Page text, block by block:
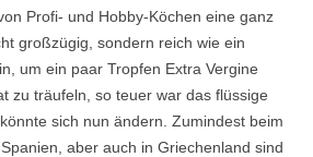
Profi- und Hobby-Köchen eine ganz
großzügig, sondern reich wie ein
um ein paar Tropfen Extra Vergine
zu träufeln, so teuer war das flüssige
sich nun ändern. Zumindest beim
aber auch in Griechenland sind